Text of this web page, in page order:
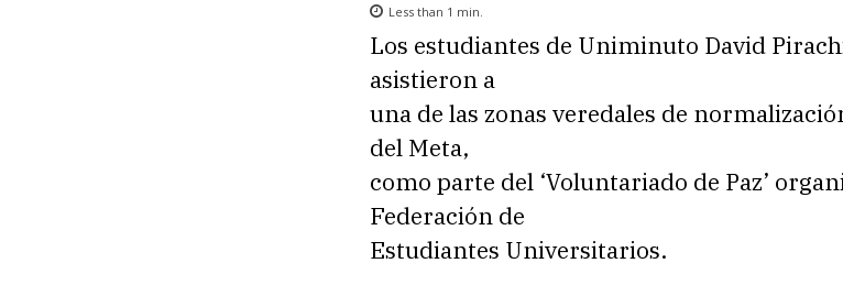
Less than 1 min.
Los estudiantes de Uniminuto David
asistieron a
una de las zonas veredales de
del Meta,
como parte del ‘Voluntariado de Paz’
Federación de
Estudiantes Universitarios.